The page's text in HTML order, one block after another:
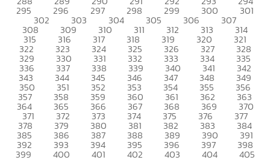
295 296 297 298 299 300 301
302 303 304 305 306 307
308 309 310 311 312 313 314
315 316 317 318 319 320 321
322 323 324 325 326 327 328
329 330 331 332 333 334 335
336 337 338 339 340 341 342
343 344 345 346 347 348 349
350 351 352 353 354 355 356
357 358 359 360 361 362 363
364 365 366 367 368 369 370
371 372 373 374 375 376 377
378 379 380 381 382 383 384
385 386 387 388 389 390 391
392 393 394 395 396 397 398
399 400 401 402 403 404 405